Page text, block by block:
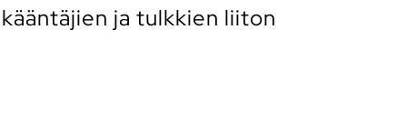
ja tulkkien liiton